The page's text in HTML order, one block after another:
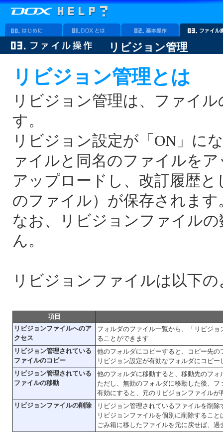
リビジョン管理
リビジョン管理とは
リビジョン管理は、ファイ
す。
リビジョン設定が「ON」に
ァイルと同名のファイルを
アップロードし、改訂履歴
のファイル）が保存されます
なお、リビジョンファイル
ん。
リビジョンファイルは以下
項目
リビジョンファイルへのア
クセス
フォルダのファイル一覧から、「リビジ
ることができます
リビジョン管理されている
ファイルのコピー
他のフォルダにコピーすると、コピー先
リビジョン設定が有効なフォルダにコピ
リビジョン管理されている
ファイルの移動
他のフォルダに移動すると、移動先のフ
ただし、無効のフォルダに移動した後、
有効にすると、元のリビジョンファイル
リビジョンファイルの削除
リビジョン管理されているファイルを削
リビジョンファイルを個別に削除すること
ごみ箱に移したファイルを元に戻せば、